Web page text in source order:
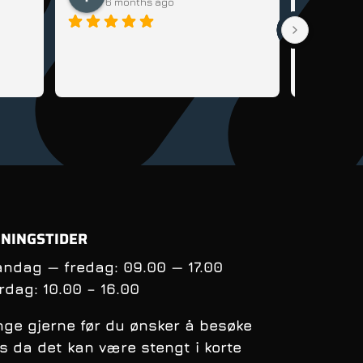
Veldig
— fredag: 09.00 — 17.00
10.00 – 16.00
gjerne før du ønsker å besøke
da det kan være stengt i korte